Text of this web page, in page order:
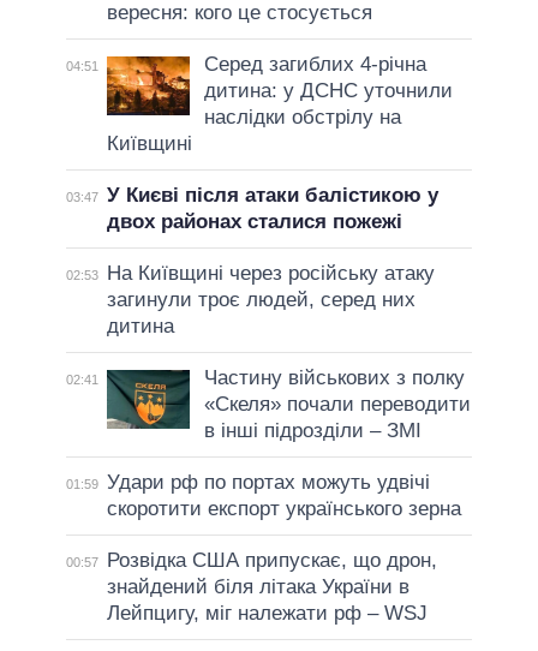
вересня: кого це стосується
04:51
Серед загиблих 4-річна
дитина: у ДСНС уточнили
наслідки обстрілу на
Київщині
03:47 У Києві після атаки балістикою у
двох районах сталися пожежі
02:53
На Київщині через російську атаку
загинули троє людей, серед них
дитина
02:41
Частину військових з полку
«Скеля» почали переводити
в інші підрозділи – ЗМІ
01:59 Удари рф по портах можуть удвічі
скоротити експорт українського зерна
00:57
Розвідка США припускає, що дрон,
знайдений біля літака України в
Лейпцигу, міг належати рф – WSJ